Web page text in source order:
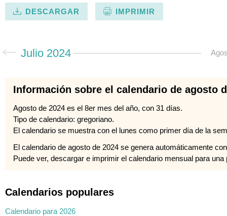
DESCARGAR IMPRIMIR
Julio 2024
Información sobre el calendario de agosto
Agosto de 2024 es el 8er mes del año, con 31 días.
Tipo de calendario: gregoriano.
El calendario se muestra con el lunes como primer día de la
El calendario de agosto de 2024 se genera automáticamente
Puede ver, descargar e imprimir el calendario mensual para
Calendarios populares
Calendario para 2026